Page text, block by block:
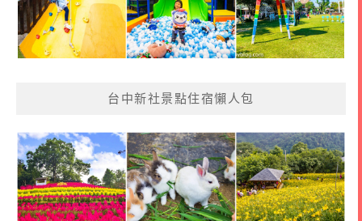
台中新社景點住宿懶人包